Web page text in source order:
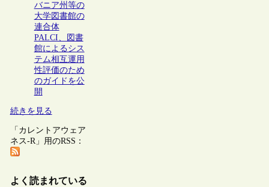
バニア州等の
大学図書館の
連合体
PALCI、図書
館によるシス
テム相互運用
性評価のため
のガイドを公
開
続きを見る
「カレントアウェア
ネス-R」用のRSS：
よく読まれている